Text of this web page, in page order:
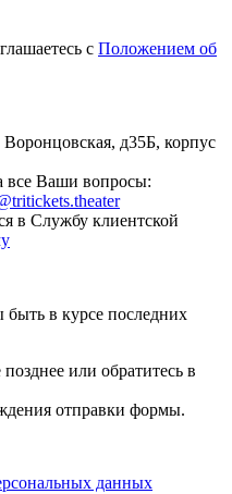
с Положением об
д35Б, корпус
все Ваши вопросы:
в Службу клиентской
в курсе последних
или обратитесь в
отправки формы.
данных